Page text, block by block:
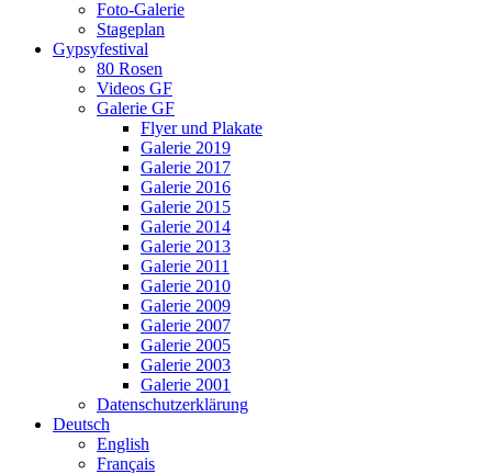
Foto-Galerie
Stageplan
Gypsyfestival
80 Rosen
Videos GF
Galerie GF
Flyer und Plakate
Galerie 2019
Galerie 2017
Galerie 2016
Galerie 2015
Galerie 2014
Galerie 2013
Galerie 2011
Galerie 2010
Galerie 2009
Galerie 2007
Galerie 2005
Galerie 2003
Galerie 2001
Datenschutzerklärung
Deutsch
English
Français